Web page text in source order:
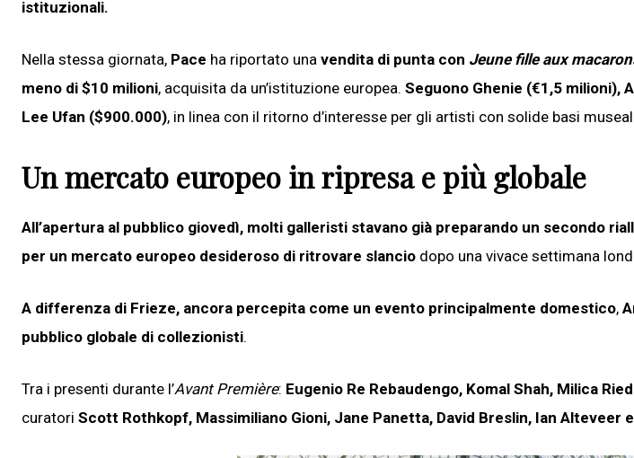
istituzionali.
Nella stessa giornata, Pace ha riportato una vendita di punta con Jeune fille aux
meno di $10 milioni, acquisita da un’istituzione europea. Seguono Ghenie (€1,5 milioni),
Lee Ufan ($900.000), in linea con il ritorno d’interesse per gli artisti con solide basi
Un mercato europeo in ripresa e più globale
All’apertura al pubblico giovedì, molti galleristi stavano già preparando un secondo
per un mercato europeo desideroso di ritrovare slancio dopo una vivace settimana
A differenza di Frieze, ancora percepita come un evento principalmente domestico,
pubblico globale di collezionisti.
Tra i presenti durante l’Avant Première: Eugenio Re Rebaudengo, Komal Shah, Milica
curatori Scott Rothkopf, Massimiliano Gioni, Jane Panetta, David Breslin, Ian Alteveer